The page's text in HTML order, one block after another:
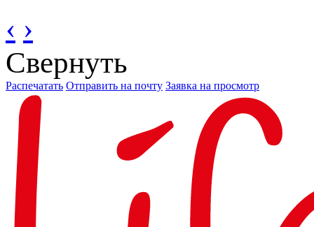
‹ ›
Свернуть
Распечатать Отправить на почту Заявка на просмотр